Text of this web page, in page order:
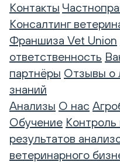
Контакты
Консалтинг
Франшиза Vet Union
ответственность
партнёры Отзывы о
знаний
Анализы О нас
Обучение Контроль
результатов
ветеринарного